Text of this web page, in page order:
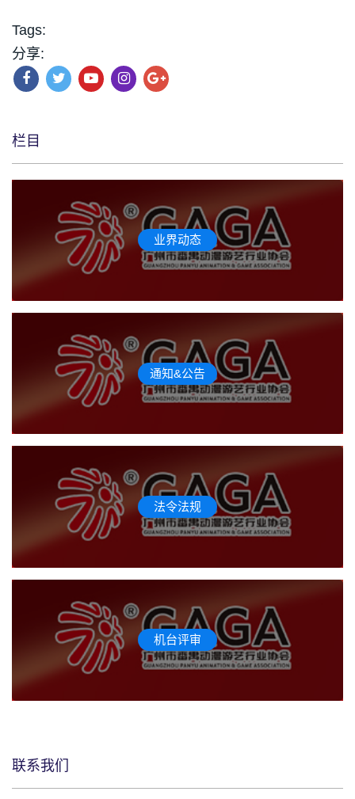
Tags:
分享:
栏目
业界动态
通知&公告
法令法规
机台评审
联系我们